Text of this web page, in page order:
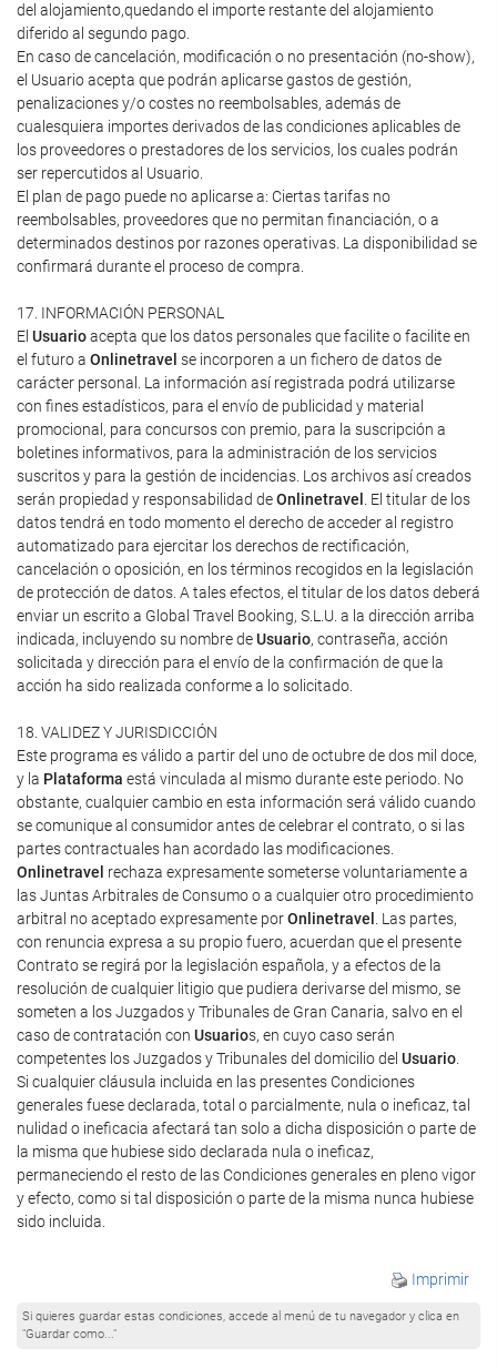
del alojamiento,quedando el importe restante del alojamiento
diferido al segundo pago.
En caso de cancelación, modificación o no presentación (no-show),
el Usuario acepta que podrán aplicarse gastos de gestión,
penalizaciones y/o costes no reembolsables, además de
cualesquiera importes derivados de las condiciones aplicables de
los proveedores o prestadores de los servicios, los cuales podrán
ser repercutidos al Usuario.
El plan de pago puede no aplicarse a: Ciertas tarifas no
reembolsables, proveedores que no permitan financiación, o a
determinados destinos por razones operativas. La disponibilidad se
confirmará durante el proceso de compra.
17. INFORMACIÓN PERSONAL
El Usuarioacepta que los datos personales que facilite o facilite en
el futuro a Onlinetravel se incorporen a un fichero de datos de
carácter personal. La información así registrada podrá utilizarse
con fines estadísticos, para el envío de publicidad y material
promocional, para concursos con premio, para la suscripción a
boletines informativos, para la administración de los servicios
suscritos y para la gestión de incidencias. Los archivos así creados
serán propiedad y responsabilidad deOnlinetravel
. El titular de los
datos tendrá en todo momento el derecho de acceder al registro
automatizado para ejercitar los derechos de rectificación,
cancelación o oposición, en los términos recogidos en la legislación
de protección de datos. A tales efectos, el titular de los datos deberá
enviar un escrito a Global Travel Booking, S.L.U. a la dirección arriba
indicada, incluyendo su nombre deUsuario, contraseña, acción
solicitada y dirección para el envío de la confirmación de que la
acción ha sido realizada conforme a lo solicitado.
18. VALIDEZ Y JURISDICCIÓN
Este programa es válido a partir del uno de octubre de dos mil doce,
y la Plataforma está vinculada al mismo durante este periodo. No
obstante, cualquier cambio en esta información será válido cuando
se comunique al consumidor antes de celebrar el contrato, o si las
partes contractuales han acordado las modificaciones.
Onlinetravel rechaza expresamente someterse voluntariamente a
las Juntas Arbitrales de Consumo o a cualquier otro procedimiento
arbitral no aceptado expresamente porOnlinetravel
. Las partes,
con renuncia expresa a su propio fuero, acuerdan que el presente
Contrato se regirá por la legislación española, y a efectos de la
resolución de cualquier litigio que pudiera derivarse del mismo, se
someten a los Juzgados y Tribunales de Gran Canaria, salvo en el
caso de contratación con Usuarios, en cuyo caso serán
competentes los Juzgados y Tribunales del domicilio del Usuario
Si cualquier cláusula incluida en las presentes Condiciones
generales fuese declarada, total o parcialmente, nula o ineficaz, tal
nulidad o ineficacia afectará tan solo a dicha disposición o parte de
la misma que hubiese sido declarada nula o ineficaz,
permaneciendo el resto de las Condiciones generales en pleno vigor
y efecto, como si tal disposición o parte de la misma nunca hubiese
sido incluida.
Imprimir
Si quieres guardar estas condiciones, accede al menú de tu navegador y clica en
"Guardar como..."